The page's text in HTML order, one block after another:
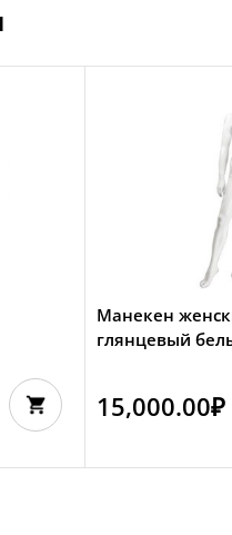
Манекен
глянцевый
15,000.00₽